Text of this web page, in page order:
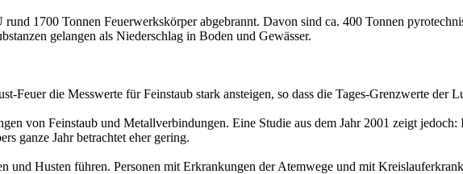
1700 Tonnen Feuerwerkskörper abgebrannt. Davon sind ca. 400 Tonnen
gelangen als Niederschlag in Boden und Gewässer.
Feuer die Messwerte für Feinstaub stark ansteigen, so dass die Tages-Grenzwerte der
von Feinstaub und Metallverbindungen. Eine Studie aus dem Jahr 2001 zeigt
ganze Jahr betrachtet eher gering.
und Husten führen. Personen mit Erkrankungen der Atemwege und mit